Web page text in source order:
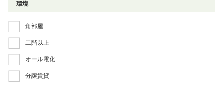
環境
角部屋
二階以上
オール電化
分譲賃貸